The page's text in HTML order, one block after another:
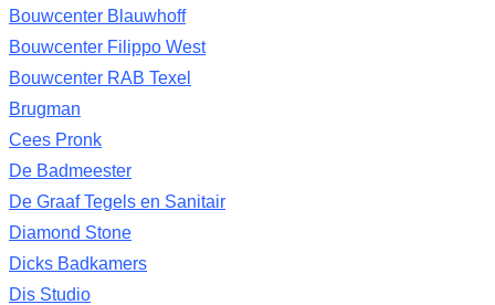
Bouwcenter Blauwhoff
Bouwcenter Filippo West
Bouwcenter RAB Texel
Brugman
Cees Pronk
De Badmeester
De Graaf Tegels en Sanitair
Diamond Stone
Dicks Badkamers
Dis Studio